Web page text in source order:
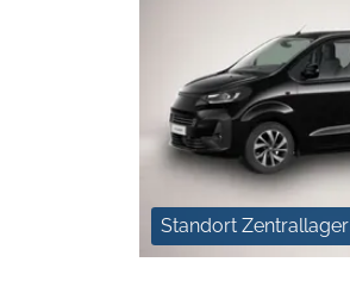
Standort Zentrallager